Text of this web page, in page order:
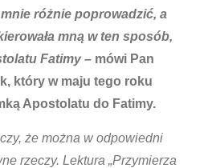
różnie poprowadzić, a
mną w ten sposób,
Fatimy – mówi Pan
który w maju tego roku
Apostolatu do Fatimy.
że można w odpowiedni
rzeczy. Lektura „Przymierza